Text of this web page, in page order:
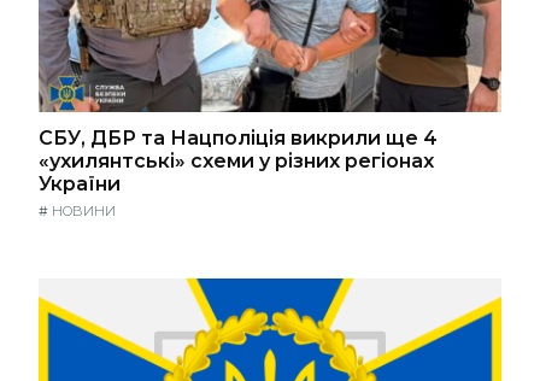
СБУ, ДБР та Нацполіція викрили ще 4
«ухилянтські» схеми у різних регіонах
України
# НОВИНИ